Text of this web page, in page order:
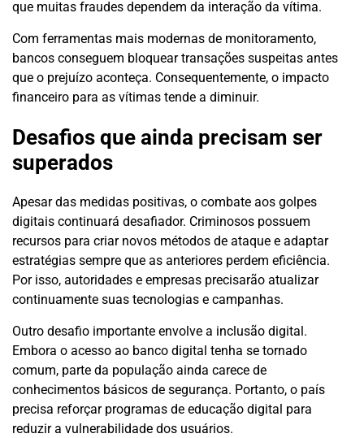
que muitas fraudes dependem da interação da vítima.
Com ferramentas mais modernas de monitoramento,
bancos conseguem bloquear transações suspeitas antes
que o prejuízo aconteça. Consequentemente, o impacto
financeiro para as vítimas tende a diminuir.
Desafios que ainda precisam ser
superados
Apesar das medidas positivas, o combate aos golpes
digitais continuará desafiador. Criminosos possuem
recursos para criar novos métodos de ataque e adaptar
estratégias sempre que as anteriores perdem eficiência.
Por isso, autoridades e empresas precisarão atualizar
continuamente suas tecnologias e campanhas.
Outro desafio importante envolve a inclusão digital.
Embora o acesso ao banco digital tenha se tornado
comum, parte da população ainda carece de
conhecimentos básicos de segurança. Portanto, o país
precisa reforçar programas de educação digital para
reduzir a vulnerabilidade dos usuários.